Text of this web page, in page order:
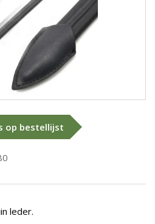
op bestellijst
leder.